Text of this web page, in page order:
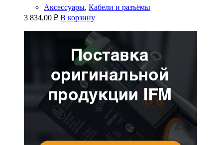
Аксессуары, Кабели и разъёмы
3 834,00 ₽ В корзину